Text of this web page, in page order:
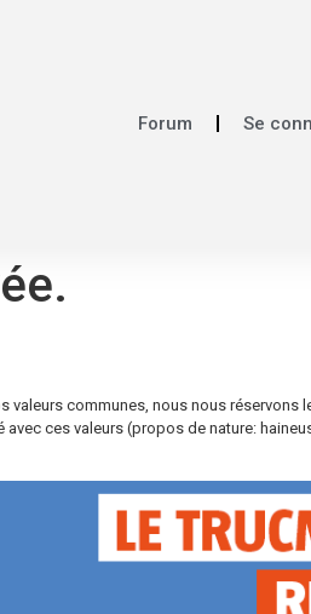
Forum Se
valeurs communes, nous nous réservons
ces valeurs (propos de nature: